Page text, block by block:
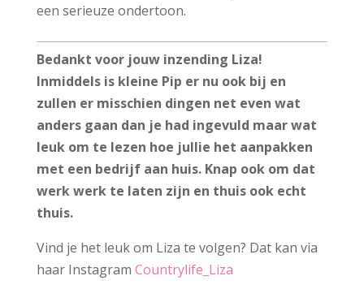
een serieuze ondertoon.
Bedankt voor jouw inzending Liza!
Inmiddels is kleine Pip er nu ook bij en
zullen er misschien dingen net even wat
anders gaan dan je had ingevuld maar wat
leuk om te lezen hoe jullie het aanpakken
met een bedrijf aan huis. Knap ook om dat
werk werk te laten zijn en thuis ook echt
thuis.
Vind je het leuk om Liza te volgen? Dat kan via
haar Instagram Countrylife_Liza